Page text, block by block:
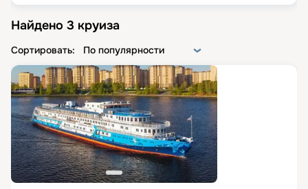
Найдено 3 круиза
Сортировать: По популярности